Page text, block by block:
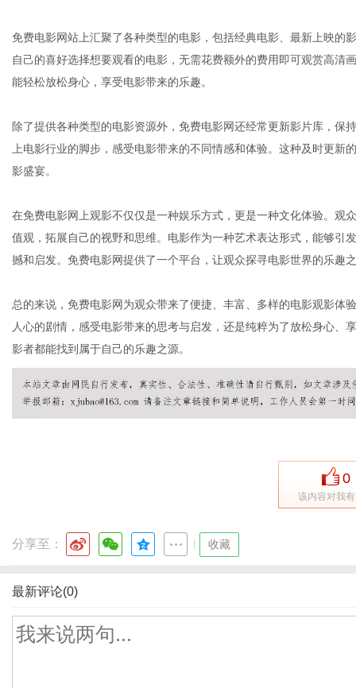
免费电影网站上汇聚了各种类型的电影，包括经典电影、最新上映的
自己的喜好选择想要观看的电影，无需花费额外的费用即可观赏高清
能轻松放松身心，享受电影带来的乐趣。
除了提供各种类型的电影资源外，免费电影网还经常更新影片库，保
上电影行业的脚步，感受电影带来的不同情感和体验。这种及时更
影盛宴。
在免费电影网上观影不仅仅是一种娱乐方式，更是一种文化体验。观
值观，拓展自己的视野和思维。电影作为一种艺术表达形式，能够引
撼和启发。免费电影网提供了一个平台，让观众探寻电影世界的乐趣
总的来说，免费电影网为观众带来了便捷、丰富、多样的电影观影体
人心的剧情，感受电影带来的思考与启发，还是纯粹为了放松身心
影者都能找到属于自己的乐趣之源。
0
该内容对我
分享至： 收藏
最新评论(0)